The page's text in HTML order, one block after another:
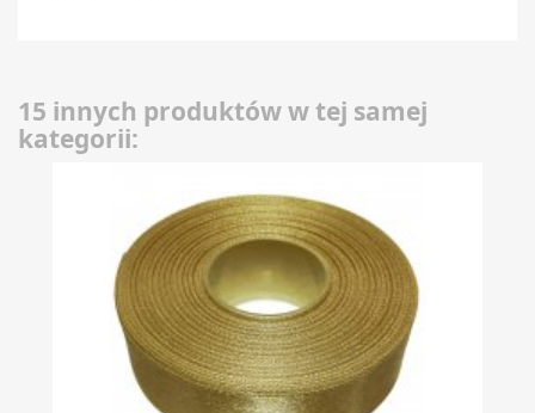
15 innych produktów w tej samej
kategorii: